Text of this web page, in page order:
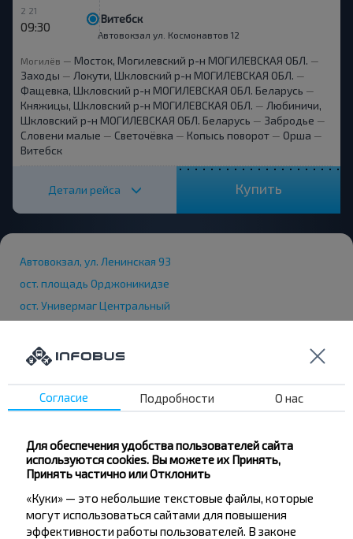
2 21
09:30
Витебск
Автовокзал ул. Космонавтов 12
Могилёв — Мосток, Могилевский р-н МОГИЛЕВСКАЯ ОБЛ. —
Заходы — Локути, Шкловский р-н МОГИЛЕВСКАЯ ОБЛ. —
Фащевка, Шкловский р-н МОГИЛЕВСКАЯ ОБЛ. Беларусь —
Княжицы, Шкловский р-н МОГИЛЕВСКАЯ ОБЛ. — Любиничи,
Шкловский р-н МОГИЛЕВСКАЯ ОБЛ. Беларусь — Забродье —
Словени малые — Светочёвка — Копысь поворот — Орша —
Витебск
Детали рейса Купить
Автовокзал, ул. Ленинская 93
ост. площадь Орджоникидзе
ост. Универмаг Центральный
ост. Быховский Рынок
ост. ОАО Лента
ост. Завод синтетических пленок
ост. Троллейбусный парк №1
ост. Мотороремонтный завод
ост. Рабочий поселок
ост. Буйничи
ост. Буйничи Школа
Согласие Подробности О нас
Для обеспечения удобства пользователей сайта
используются cookies. Вы можете их Принять,
Принять частично или Отклонить
«Куки» — это небольшие текстовые файлы, которые
могут использоваться сайтами для повышения
эффективности работы пользователей. В законе